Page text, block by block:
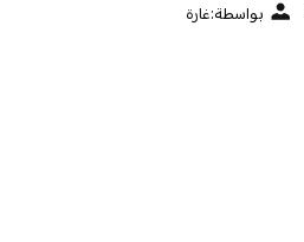
بواسطة:غارة